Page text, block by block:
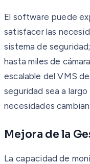
El software puede
satisfacer las
sistema de
hasta miles de
escalable del VMS
seguridad sea a
necesidades
Mejora de la
La capacidad de